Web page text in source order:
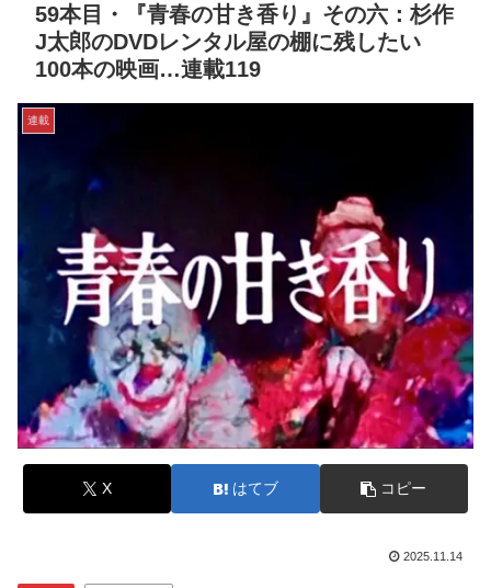
59本目・『青春の甘き香り』その六：杉作
J太郎のDVDレンタル屋の棚に残したい
100本の映画…連載119
連載
X はてブ コピー
2025.11.14